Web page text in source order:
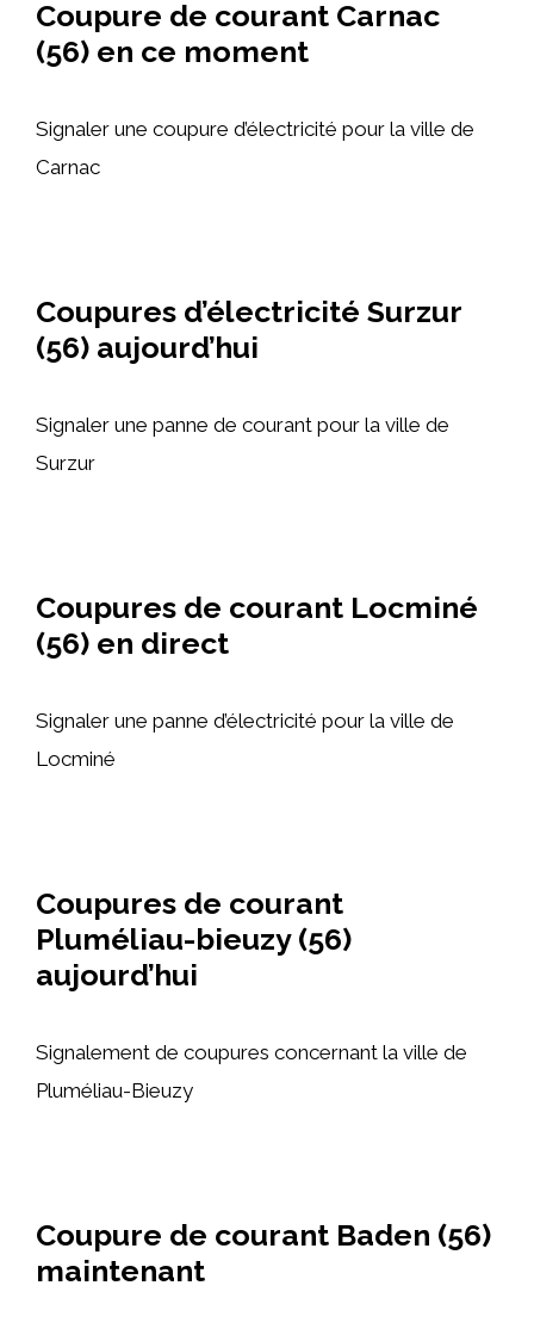
Coupure de courant Carnac
(56) en ce moment
Signaler une coupure d’électricité pour la ville de
Carnac
Coupures d’électricité Surzur
(56) aujourd’hui
Signaler une panne de courant pour la ville de
Surzur
Coupures de courant Locminé
(56) en direct
Signaler une panne d’électricité pour la ville de
Locminé
Coupures de courant
Pluméliau-bieuzy (56)
aujourd’hui
Signalement de coupures concernant la ville de
Pluméliau-Bieuzy
Coupure de courant Baden (56)
maintenant